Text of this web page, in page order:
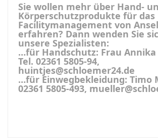
Sie wollen mehr über Hand-
Körperschutzprodukte für das
Facilitymanagement von
erfahren? Dann wenden Sie
unsere Spezialisten:
…für Handschutz: Frau
Tel. 02361 5805-94,
huintjes@schloemer24.de
…für Einwegbekleidung: Timo
02361 5805-493,